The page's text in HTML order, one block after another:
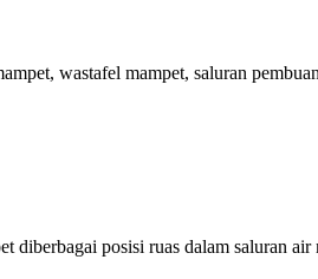
wastafel mampet, saluran
diberbagai posisi ruas dalam saluran